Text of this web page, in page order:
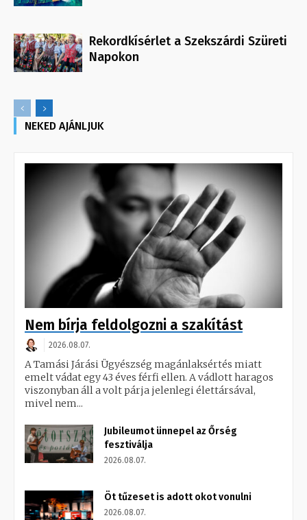
Rekordkísérlet a Szekszárdi Szüreti
Napokon
NEKED AJÁNLJUK
Nem bírja feldolgozni a szakítást
2026.08.07.
A Tamási Járási Ügyészség magánlaksértés miatt
emelt vádat egy 43 éves férfi ellen. A vádlott haragos
viszonyban áll a volt párja jelenlegi élettársával,
mivel nem...
Jubileumot ünnepel az Őrség
fesztiválja
2026.08.07.
Öt tűzeset is adott okot vonulni
2026.08.07.